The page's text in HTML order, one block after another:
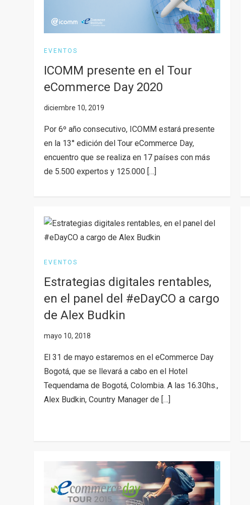
EVENTOS
ICOMM presente en el Tour
eCommerce Day 2020
Por 6º año consecutivo, ICOMM estará presente
en la 13° edición del Tour eCommerce Day,
encuentro que se realiza en 17 países con más
de 5.500 expertos y 125.000 […]
EVENTOS
Estrategias digitales rentables,
en el panel del #eDayCO a cargo
de Alex Budkin
El 31 de mayo estaremos en el eCommerce Day
Bogotá, que se llevará a cabo en el Hotel
Tequendama de Bogotá, Colombia. A las 16.30hs.,
Alex Budkin, Country Manager de […]